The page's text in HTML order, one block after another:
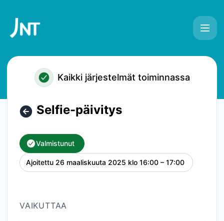
Kaikki järjestelmät toiminnassa
Selfie-päivitys
Valmistunut
Ajoitettu 26 maaliskuuta 2025 klo 16:00 – 17:00 UTC
VAIKUTTAA